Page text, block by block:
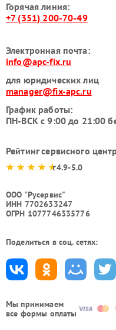
Мы принимаем
все формы оплаты
Горячая линия:
+7 (351) 200-70-49
Электронная почта:
info@apc-fix.ru
для юридических лиц
manager@fix-apc.ru
График работы:
ПН-ВСК с 9:00 до 21:00
Рейтинг сервисного
4.9-5.0
ООО "Русервис"
ИНН 7702633247
ОГРН 1077746335776
Поделиться в соц. сетях: